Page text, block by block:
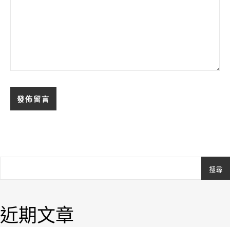
搜尋
近期文章
Royal.